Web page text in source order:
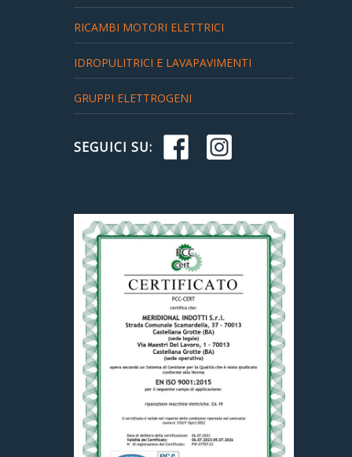
RICAMBI MOTORI ELETTRICI
IDROPULITRICI E LAVAPAVIMENTI
GRUPPI ELETTROGENI
SEGUICI SU: